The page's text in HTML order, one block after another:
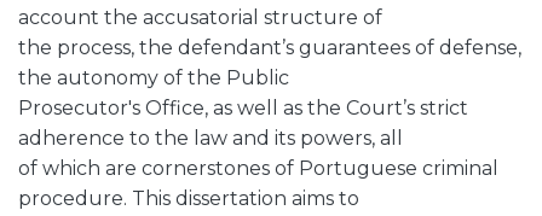
account the accusatorial structure of
the process, the defendant’s guarantees of defense,
the autonomy of the Public
Prosecutor's Office, as well as the Court’s strict
adherence to the law and its powers, all
of which are cornerstones of Portuguese criminal
procedure. This dissertation aims to